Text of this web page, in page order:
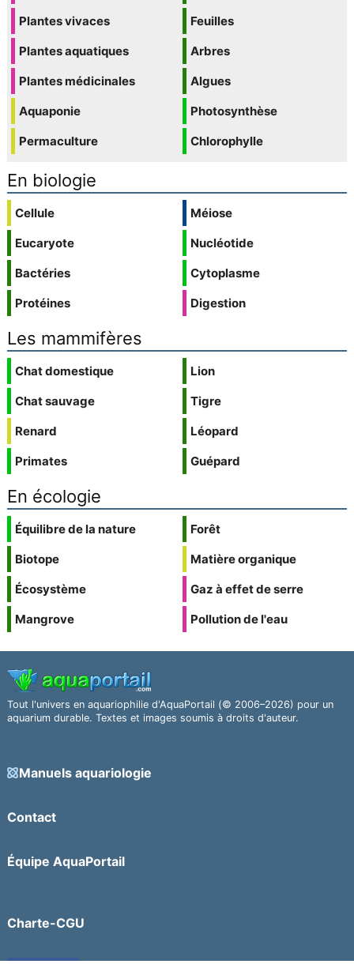
Plantes vivaces
Plantes aquatiques
Plantes médicinales
Aquaponie
Permaculture
Feuilles
Arbres
Algues
Photosynthèse
Chlorophylle
En biologie
Cellule
Eucaryote
Bactéries
Protéines
Méiose
Nucléotide
Cytoplasme
Digestion
Les mammifères
Chat domestique
Chat sauvage
Renard
Primates
Lion
Tigre
Léopard
Guépard
En écologie
Équilibre de la nature
Biotope
Écosystème
Mangrove
Forêt
Matière organique
Gaz à effet de serre
Pollution de l'eau
Tout l'univers en aquariophilie d'AquaPortail (© 2006–2026) pour un
aquarium durable. Textes et images soumis à droits d'auteur.
Manuels aquariologie
Contact
Équipe AquaPortail
Charte-CGU